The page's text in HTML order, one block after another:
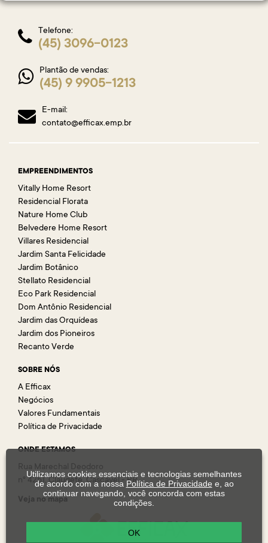
Telefone:
(45) 3096-0123
Plantão de vendas:
(45) 9 9905-1213
E-mail:
contato@efficax.emp.br
EMPREENDIMENTOS
Vitally Home Resort
Residencial Florata
Nature Home Club
Belvedere Home Resort
Villares Residencial
Jardim Santa Felicidade
Jardim Botânico
Stellato Residencial
Eco Park Residencial
Dom Antônio Residencial
Jardim das Orquídeas
Jardim dos Pioneiros
Recanto Verde
SOBRE NÓS
A Efficax
Negócios
Valores Fundamentais
Política de Privacidade
ONDE ESTAMOS
Rua Marechal Deodoro
n° 4251, Claudete, Cascavel - PR
Veja no mapa
Utilizamos cookies essenciais e tecnologias semelhantes
de acordo com a nossa Política de Privacidade e, ao
continuar navegando, você concorda com estas
condições.
OK